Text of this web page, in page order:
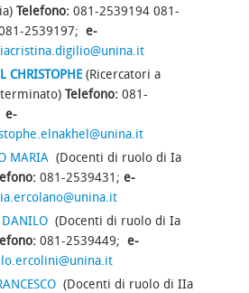
Telefono: 081-2539194 081-
2539197; e-
CHRISTOPHE(Ricercatori a
Telefono: 081-
e-
MARIA (Docenti di ruolo di Ia
081-2539431; e-
DANILO (Docenti di ruolo di Ia
081-2539449; e-
(Docenti di ruolo di IIa